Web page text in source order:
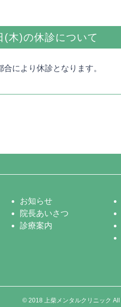
木)の休診について
により休診となります。
お知らせ
院長あいさつ
診療案内
© 2018 上柴メンタルクリニック All